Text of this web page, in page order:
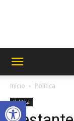
Abrir a barra de
Início Política
Política